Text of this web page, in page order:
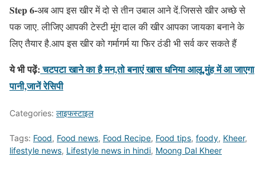
Step 6-अब आप इस खीर में दो से तीन उबाल आने दें.जिससे खीर अच्छे से
पक जाए. लीजिए आपकी टेस्टी मूंग दाल की खीर आपका जायका बनाने के
लिए तैयार है.आप इस खीर को गर्मागर्म या फिर ठंडी भी सर्व कर सकते हैं
ये भी पढ़ें: चटपटा खाने का है मन,तो बनाएं खास धनिया आलू,मुंह में आ जाएगा
पानी,जानें रेसिपी
Categories: लाइफस्टाइल
Tags: Food, Food news, Food Recipe, Food tips, foody, Kheer,
lifestyle news, Lifestyle news in hindi, Moong Dal Kheer